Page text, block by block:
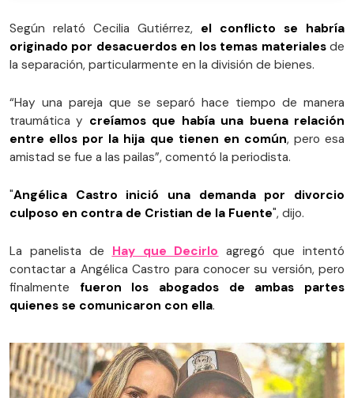
Según relató Cecilia Gutiérrez, el conflicto se habría
originado por desacuerdos en los temas materialesde
la separación, particularmente en la división de bienes.
“Hay una pareja que se separó hace tiempo de manera
traumática y creíamos que había una buena relación
entre ellos por la hija que tienen en común, pero esa
amistad se fue a las pailas”, comentó la periodista.
"Angélica Castro inició una demanda por divorcio
culposo en contra de Cristian de la Fuente", dijo.
La panelista de Hay que Decirlo agregó que intentó
contactar a Angélica Castro para conocer su versión, pero
finalmente fueron los abogados de ambas partes
quienes se comunicaron con ella.